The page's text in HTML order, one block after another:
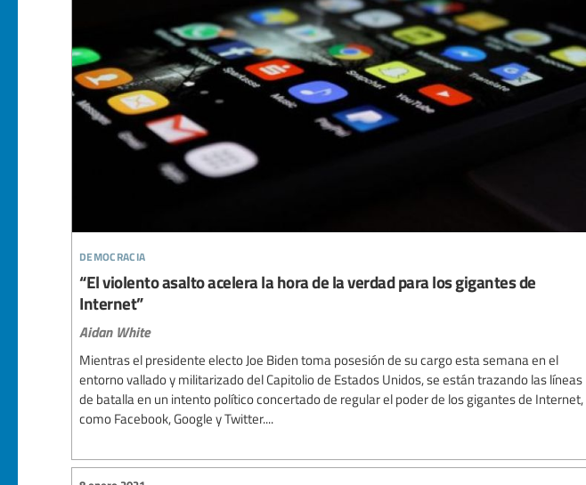
democracia
“El violento asalto acelera la hora de la verdad para los gigantes de
Internet”
Aidan White
Mientras el presidente electo Joe Biden toma posesión de su cargo esta semana en el
entorno vallado y militarizado del Capitolio de Estados Unidos, se están trazando las líneas
de batalla en un intento político concertado de regular el poder de los gigantes de Internet,
como Facebook, Google y Twitter....